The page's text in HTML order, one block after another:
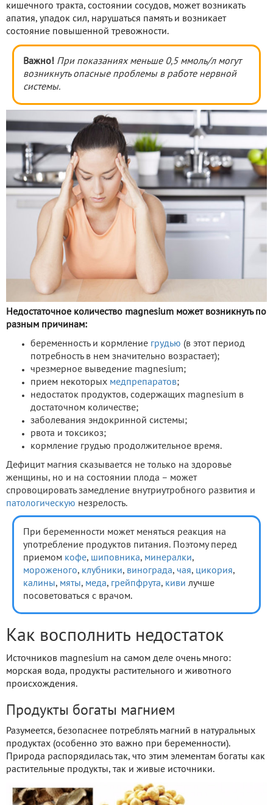
кишечного тракта, состоянии сосудов, может возникать
апатия, упадок сил, нарушаться память и возникает
состояние повышенной тревожности.
Важно! При показаниях меньше 0,5 ммоль/л могут
возникнуть опасные проблемы в работе нервной
системы.
Недостаточное количество magnesium может возникнуть по
разным причинам:
беременность и кормление грудью (в этот период
потребность в нем значительно возрастает);
чрезмерное выведение magnesium;
прием некоторых медпрепаратов;
недостаток продуктов, содержащих magnesium в
достаточном количестве;
заболевания эндокринной системы;
рвота и токсикоз;
кормление грудью продолжительное время.
Дефицит магния сказывается не только на здоровье
женщины, но и на состоянии плода – может
спровоцировать замедление внутриутробного развития и
патологическую незрелость.
При беременности может меняться реакция на
употребление продуктов питания. Поэтому перед
приемом кофе, шиповника, минералки,
мороженого, клубники, винограда, чая, цикория,
калины, мяты, меда, грейпфрута, киви лучше
посоветоваться с врачом.
Как восполнить недостаток
Источников magnesium на самом деле очень много:
морская вода, продукты растительного и животного
происхождения.
Продукты богаты магнием
Разумеется, безопаснее потреблять магний в натуральных
продуктах (особенно это важно при беременности).
Природа распорядилась так, что этим элементам богаты как
растительные продукты, так и живые источники.